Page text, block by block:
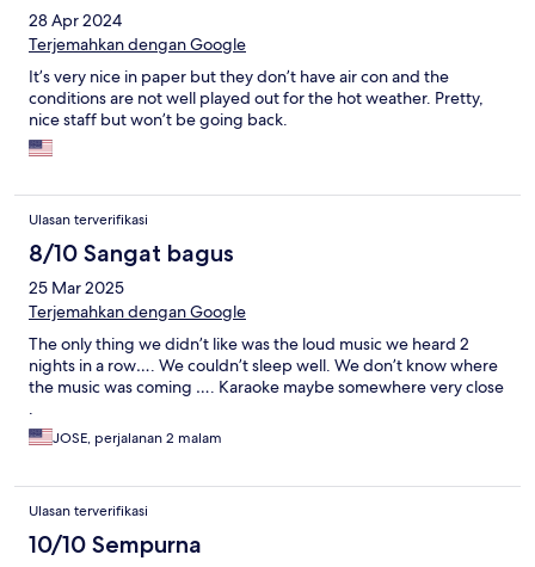
28 Apr 2024
Terjemahkan dengan Google
It’s very nice in paper but they don’t have air con and the
conditions are not well played out for the hot weather. Pretty,
nice staff but won’t be going back.
Ulasan terverifikasi
8/10 Sangat bagus
25 Mar 2025
Terjemahkan dengan Google
The only thing we didn’t like was the loud music we heard 2
nights in a row…. We couldn’t sleep well. We don’t know where
the music was coming …. Karaoke maybe somewhere very close
.
JOSE, perjalanan 2 malam
Ulasan terverifikasi
10/10 Sempurna